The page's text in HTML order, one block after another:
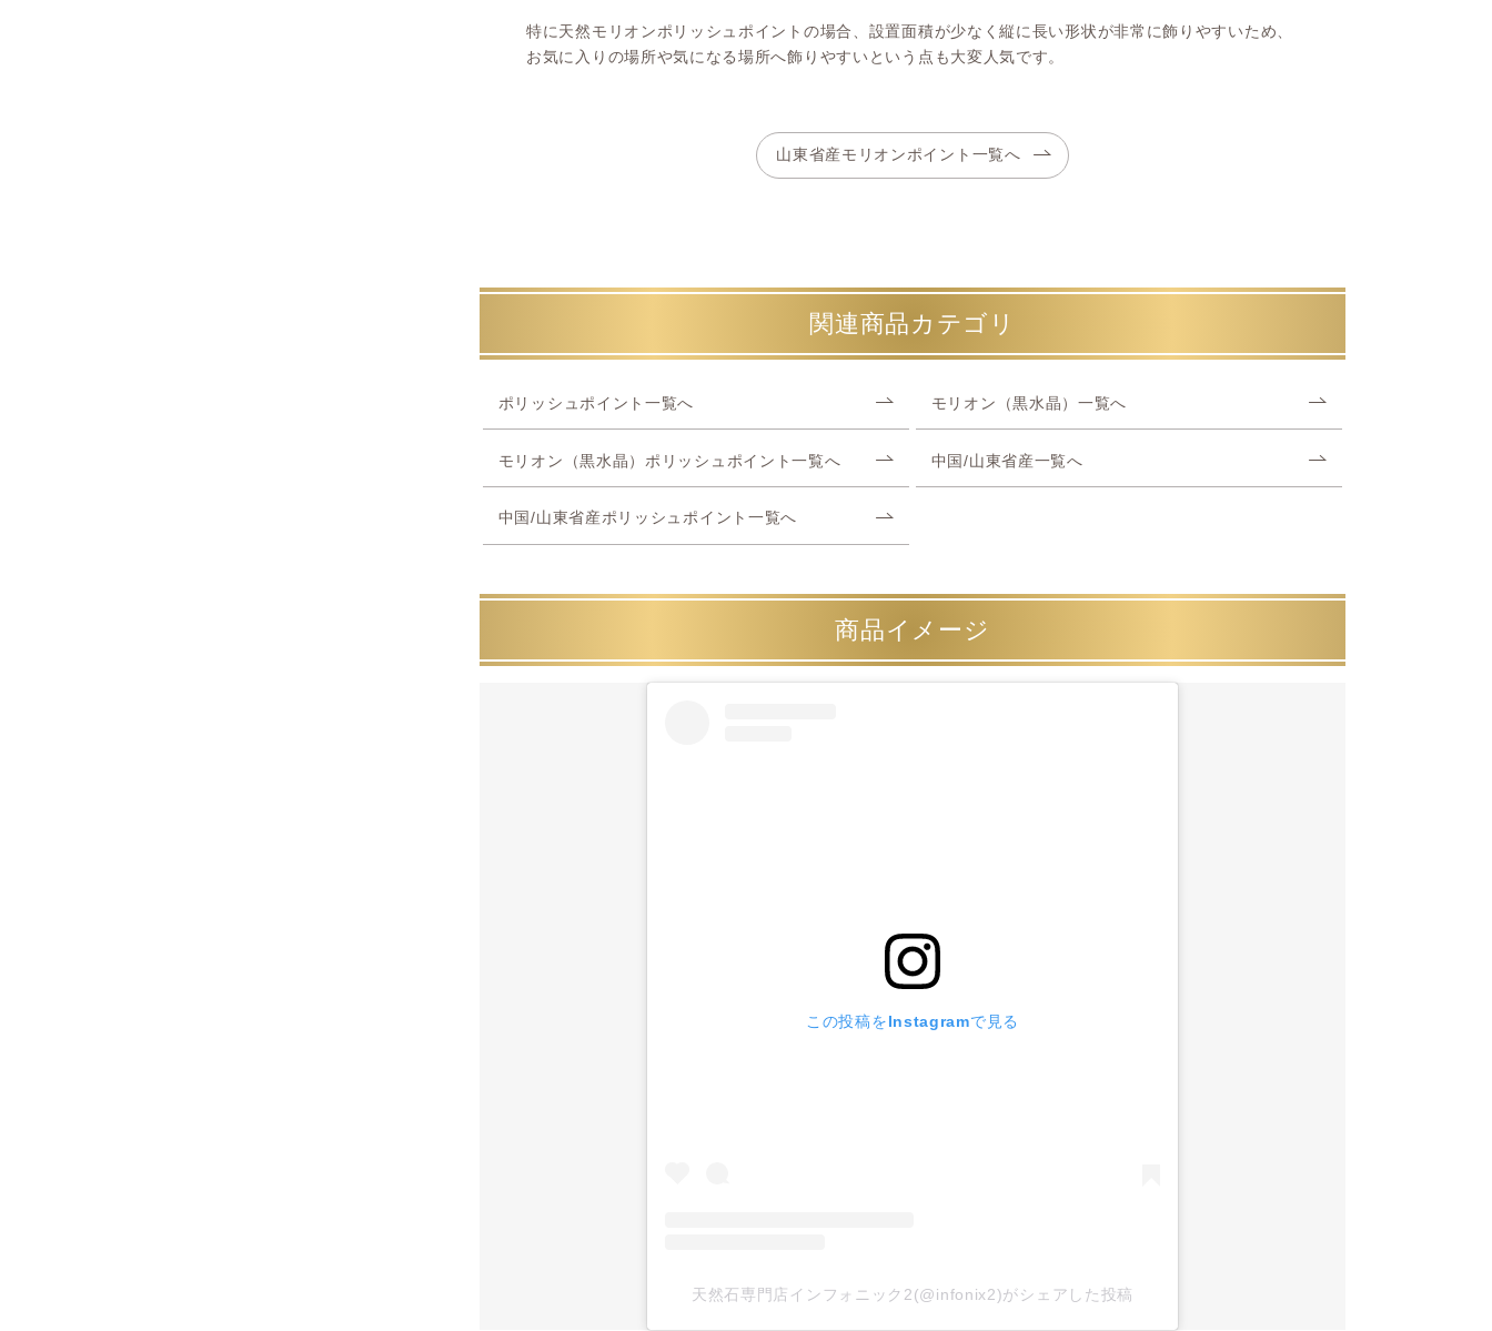
特に天然モリオンポリッシュポイントの場合、設置面積が少なく縦に長い形状が非常に飾りやすいため、
お気に入りの場所や気になる場所へ飾りやすいという点も大変人気です。
山東省産モリオンポイント一覧へ
関連商品カテゴリ
ポリッシュポイント一覧へ モリオン（黒水晶）一覧へ
モリオン（黒水晶）ポリッシュポイント一覧へ 中国/山東省産一覧へ
中国/山東省産ポリッシュポイント一覧へ
商品イメージ
この投稿をInstagramで見る
天然石専門店インフォニック2(@infonix2)がシェアした投稿